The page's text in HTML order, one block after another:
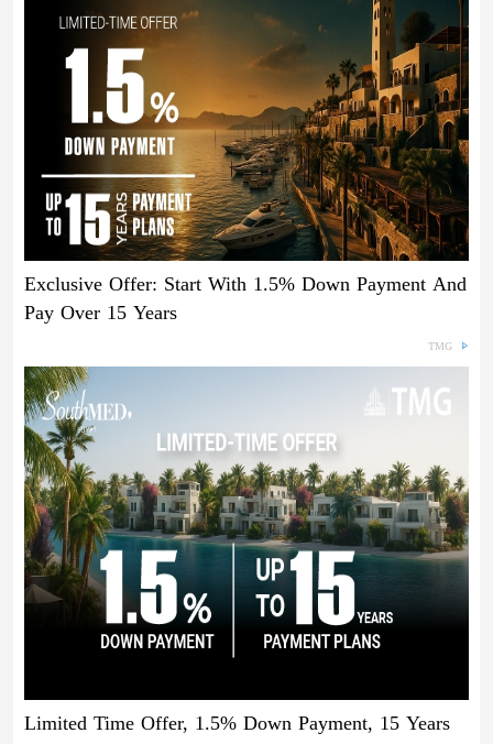
Exclusive Offer: Start With 1.5% Down Payment And
Pay Over 15 Years
TMG
Limited Time Offer, 1.5% Down Payment, 15 Years